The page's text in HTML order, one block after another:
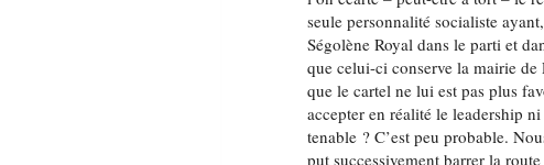
seule personnalité socialiste
Ségolène Royal dans le parti et
que celui-ci conserve la mairie
que le cartel ne lui est pas plus
accepter en réalité le leadership
tenable ? C’est peu probable.
put successivement barrer la